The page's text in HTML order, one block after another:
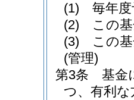
(1)
毎年
(2)
この
(3)
この
(管理)
第3条
基金
つ、有利